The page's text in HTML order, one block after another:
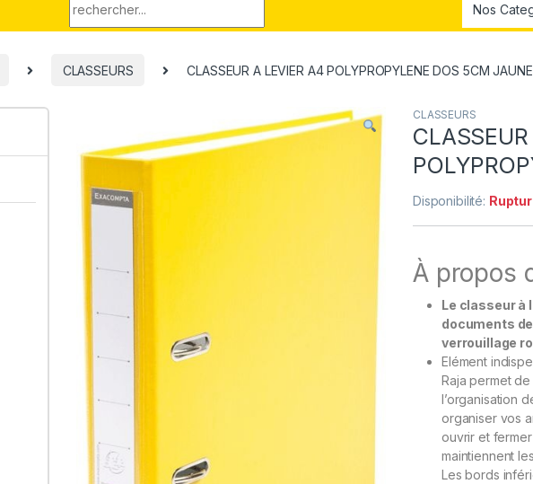
CLASSEURS CLASSEUR A LEVIER A4 POLYPROPYLENE DOS 5CM JAUNE
CLASSEURS
Disponibilité:
À propos
Le classeur à
documents
verrouillage
Elément
Raja permet
l’organisation
organiser vos
ouvrir et
maintiennent
Les bords